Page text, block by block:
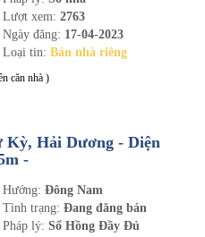
Lượt xem: 2763
Ngày đăng: 17-04-2023
Loại tin: Bán nhà riêng
căn nhà )
Kỳ, Hải Dương - Diện
-
Hướng: Đông Nam
Tình trạng: Đang đăng bán
Pháp lý: Sổ Hồng Đầy Đủ